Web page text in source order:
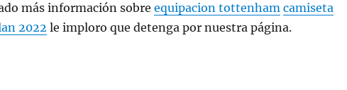
más información sobre equipacion tottenham camiseta
2022 le imploro que detenga por nuestra página.